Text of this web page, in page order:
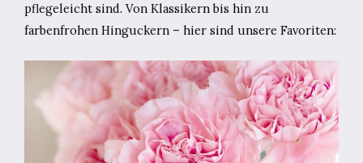
pflegeleicht sind. Von Klassikern bis hin zu
farbenfrohen Hinguckern – hier sind unsere Favoriten: